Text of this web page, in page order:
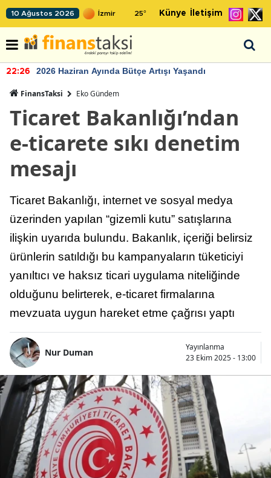
10 Ağustos 2026 25° Künye İletişim
22:26 2026 Haziran Ayında Bütçe Artışı Yaşandı
FinansTaksi Eko Gündem
Ticaret Bakanlığı’ndan
e-ticarete sıkı denetim
mesajı
Ticaret Bakanlığı, internet ve sosyal medya
üzerinden yapılan “gizemli kutu” satışlarına
ilişkin uyarıda bulundu. Bakanlık, içeriği belirsiz
ürünlerin satıldığı bu kampanyaların tüketiciyi
yanıltıcı ve haksız ticari uygulama niteliğinde
olduğunu belirterek, e-ticaret firmalarına
mevzuata uygun hareket etme çağrısı yaptı
Nur Duman
Yayınlanma
23 Ekim 2025 - 13:00